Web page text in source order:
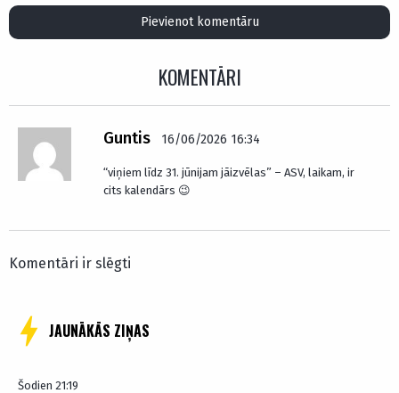
Pievienot komentāru
KOMENTĀRI
Guntis 16/06/2026 16:34
“viņiem līdz 31. jūnijam jāizvēlas” – ASV, laikam, ir
cits kalendārs 😉
Komentāri ir slēgti
JAUNĀKĀS ZIŅAS
Šodien 21:19